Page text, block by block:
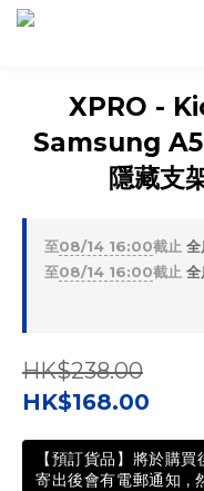
XPRO -
Samsung
隱藏支
至08/14 16:00截止 全
至08/14 16:00截止 全
HK$238.00
HK$168.00
【預訂貨品】將於購
寄出後會有電郵通知 ,